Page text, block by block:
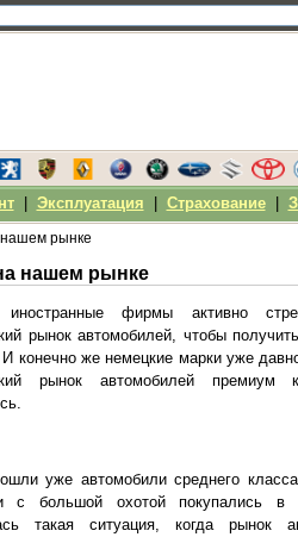
рынке
нашем рынке
иностранные фирмы активно
рынок автомобилей, чтобы
конечно же немецкие марки уже
рынок автомобилей
уже автомобили среднего
с большой охотой покупались в
такая ситуация, когда рынок
| Эксплуатация Страхование|